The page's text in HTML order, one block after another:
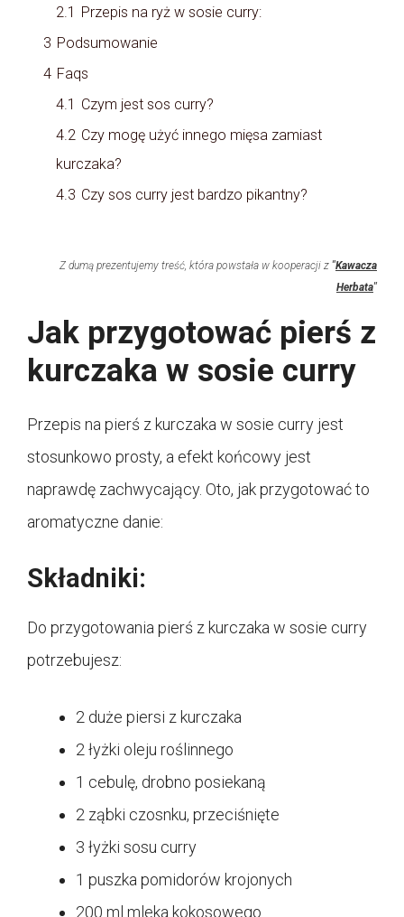
2.1 Przepis na ryż w sosie curry:
3 Podsumowanie
4 Faqs
4.1 Czym jest sos curry?
4.2 Czy mogę użyć innego mięsa zamiast
kurczaka?
4.3 Czy sos curry jest bardzo pikantny?
Z dumą prezentujemy treść, która powstała w kooperacji z "Kawacza
Herbata"
Jak przygotować pierś z
kurczaka w sosie curry
Przepis na pierś z kurczaka w sosie curry jest
stosunkowo prosty, a efekt końcowy jest
naprawdę zachwycający. Oto, jak przygotować to
aromatyczne danie:
Składniki:
Do przygotowania pierś z kurczaka w sosie curry
potrzebujesz:
2 duże piersi z kurczaka
2 łyżki oleju roślinnego
1 cebulę, drobno posiekaną
2 ząbki czosnku, przeciśnięte
3 łyżki sosu curry
1 puszka pomidorów krojonych
200 ml mleka kokosowego